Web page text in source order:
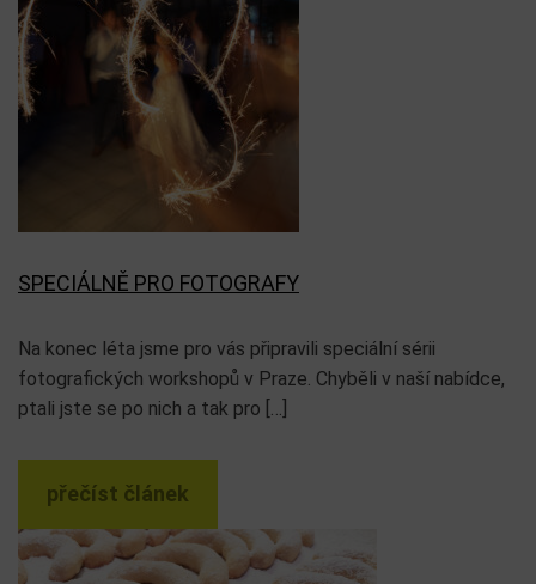
SPECIÁLNĚ PRO FOTOGRAFY
Na konec léta jsme pro vás připravili speciální sérii
fotografických workshopů v Praze. Chyběli v naší nabídce,
ptali jste se po nich a tak pro […]
přečíst článek